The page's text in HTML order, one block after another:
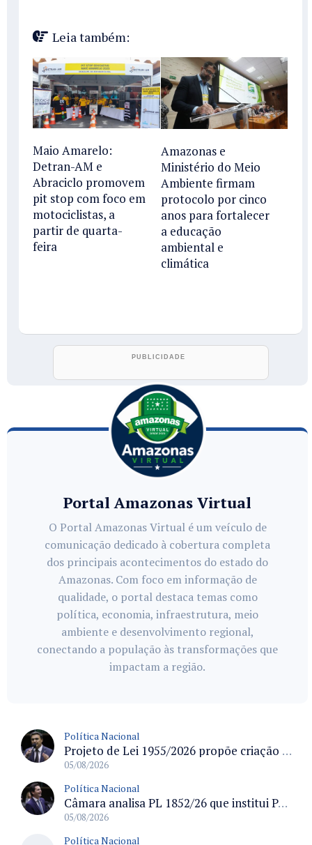
Leia também:
Maio Amarelo:
Detran-AM e
Abraciclo promovem
pit stop com foco em
motociclistas, a
partir de quarta-
feira
Amazonas e
Ministério do Meio
Ambiente firmam
protocolo por cinco
anos para fortalecer
a educação
ambiental e
climática
Portal Amazonas Virtual
O Portal Amazonas Virtual é um veículo de
comunicação dedicado à cobertura completa
dos principais acontecimentos do estado do
Amazonas. Com foco em informação de
qualidade, o portal destaca temas como
política, economia, infraestrutura, meio
ambiente e desenvolvimento regional,
conectando a população às transformações que
impactam a região.
Política Nacional
Projeto de Lei 1955/2026 propõe criação de geração livre de fumo ao restringir venda de vapes a nascidos desde 1º de janeiro de 2009
05/08/2026
Política Nacional
Câmara analisa PL 1852/26 que institui Política Nacional de Gestão de Desempenho e Eficiência para servidores públicos
05/08/2026
Política Nacional